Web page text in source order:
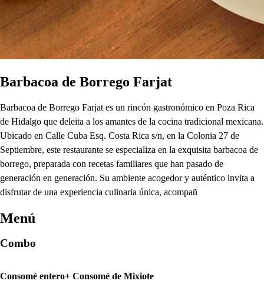
Barbacoa de Borrego Farjat
Barbacoa de Borrego Farjat es un rincón gastronómico en Poza Rica
de Hidalgo que deleita a los amantes de la cocina tradicional mexicana.
Ubicado en Calle Cuba Esq. Costa Rica s/n, en la Colonia 27 de
Septiembre, este restaurante se especializa en la exquisita barbacoa de
borrego, preparada con recetas familiares que han pasado de
generación en generación. Su ambiente acogedor y auténtico invita a
disfrutar de una experiencia culinaria única, acompañ
Menú
Combo
Consomé entero+ Consomé de Mixiote